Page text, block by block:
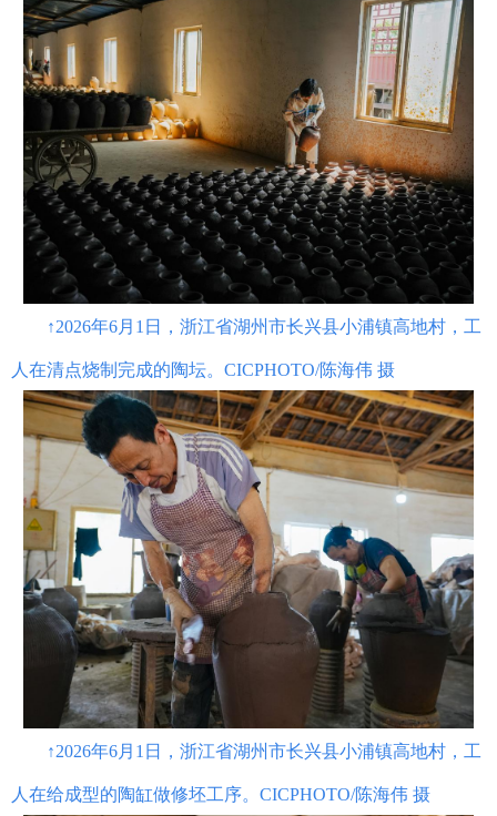
↑2026年6月1日，浙江省湖州市长兴县小浦镇高地村，工
人在清点烧制完成的陶坛。CICPHOTO/陈海伟 摄
↑2026年6月1日，浙江省湖州市长兴县小浦镇高地村，工
人在给成型的陶缸做修坯工序。CICPHOTO/陈海伟 摄